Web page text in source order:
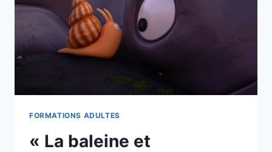
FORMATIONS ADULTES
« La baleine et